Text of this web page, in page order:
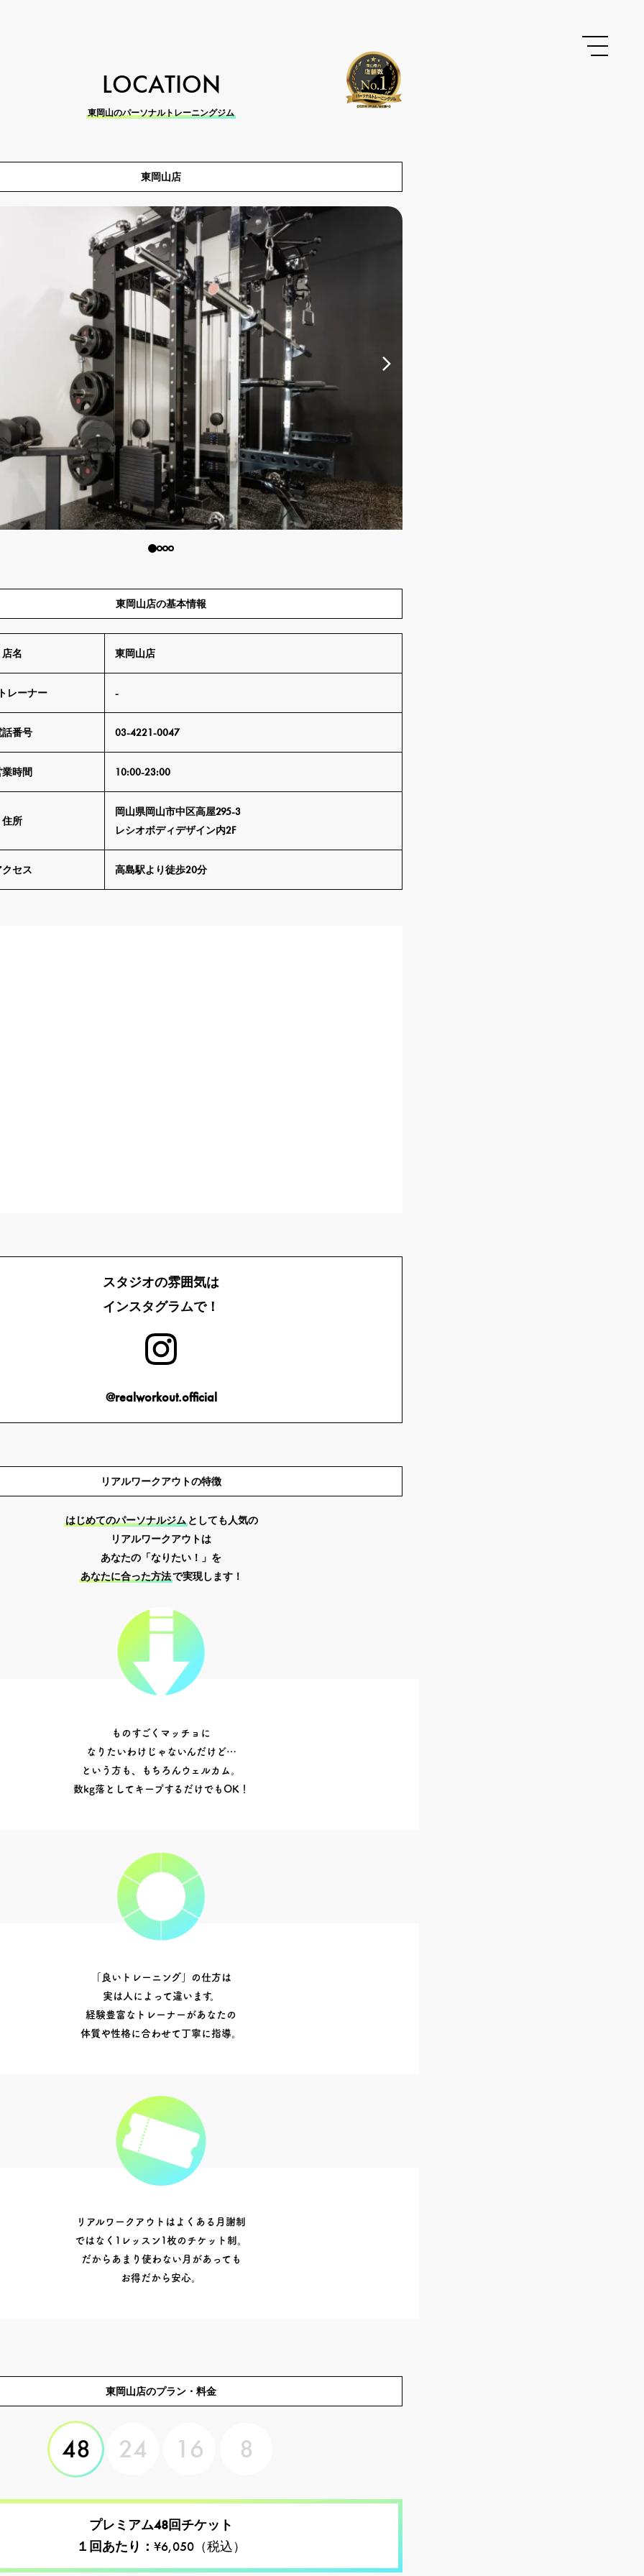
LOCATION
東岡山のパーソナルトレーニングジム
東岡山店
東岡山店の基本情報
店名 東岡山店
レーナー -
話番号 03-4221-0047
業時間 10:00-23:00
住所
岡山県岡山市中区高屋295-3
レシオボディデザイン内2F
セス 高島駅より徒歩20分
スタジオの雰囲気は
インスタグラムで！
@realworkout.official
リアルワークアウトの特徴
はじめてのパーソナルジム としても人気の
リアルワークアウトは
あなたの「なりたい！」を
あなたに合った方法で実現します！
ものすごくマッチョに
なりたいわけじゃないんだけど…
という方も、もちろんウェルカム。
数kg落としてキープするだけでもOK！
「良いトレーニング」の仕方は
実は人によって違います。
経験豊富なトレーナーがあなたの
体質や性格に合わせて丁寧に指導。
リアルワークアウトはよくある月謝制
ではなく1レッスン1枚のチケット制。
だからあまり使わない月があっても
お得だから安心。
東岡山店のプラン・料金
48 24 16 8
プレミアム48回チケット
１回あたり： ¥6,050（税込）